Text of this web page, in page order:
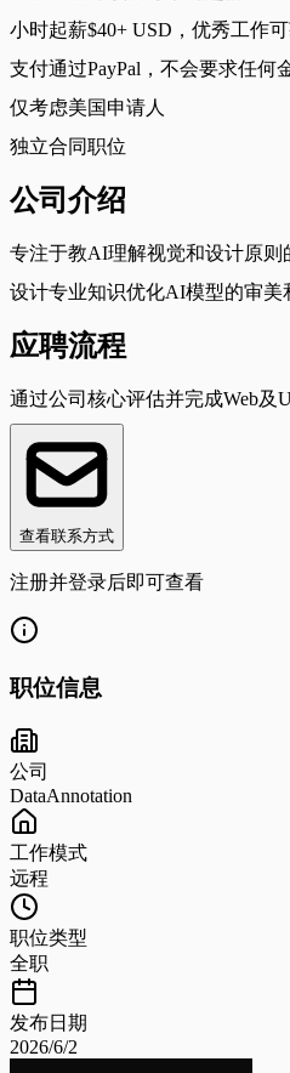
小时起薪$40+ USD，优秀工作
支付通过PayPal，不会要求任何
仅考虑美国申请人
独立合同职位
公司介绍
专注于教AI理解视觉和设计原则
设计专业知识优化AI模型的审美
应聘流程
通过公司核心评估并完成Web及
查看联系方式
注册并登录后即可查看
职位信息
公司
DataAnnotation
工作模式
远程
职位类型
全职
发布日期
2026/6/2